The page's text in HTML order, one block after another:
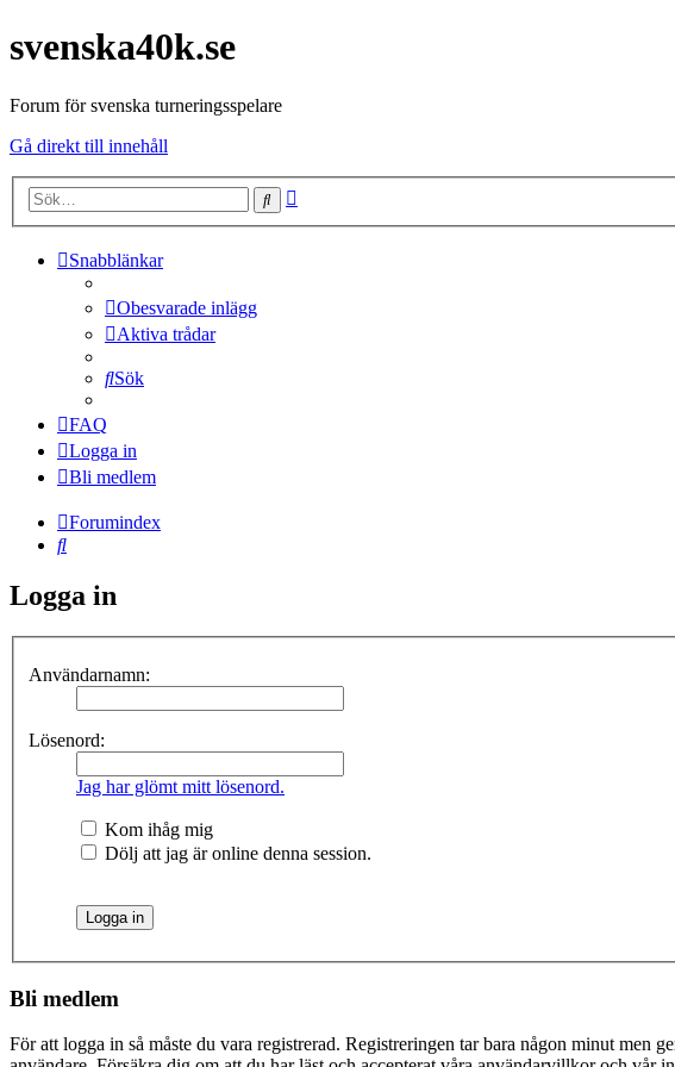
svenska40k.se
Forum för svenska turneringsspelare
Gå direkt till innehåll
Sök
Snabblänkar
Obesvarade inlägg
Aktiva trådar
Sök
FAQ
Logga in
Bli medlem
Forumindex
Sök
Logga in
Användarnamn:
Lösenord:
Jag har glömt mitt lösenord.
Kom ihåg mig
Dölj att jag är online denna session.
Bli medlem
För att logga in så måste du vara registrerad. Registreringen tar bara någon minut